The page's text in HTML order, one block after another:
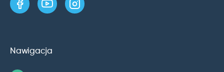
strona w serwisie Facebook
kanał w serwisie YouTube
profil w serwisie Instagram
Nawigacja